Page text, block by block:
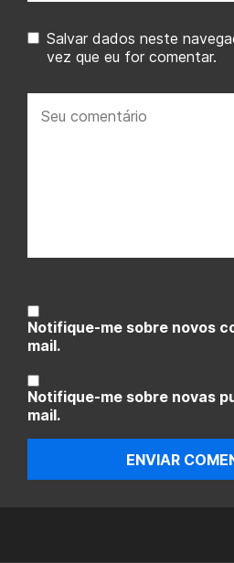
Salvar dados neste
vez que eu for comentar.
comentário:
Notifique-me sobre novos
mail.
Notifique-me sobre novas
mail.
ENVIAR